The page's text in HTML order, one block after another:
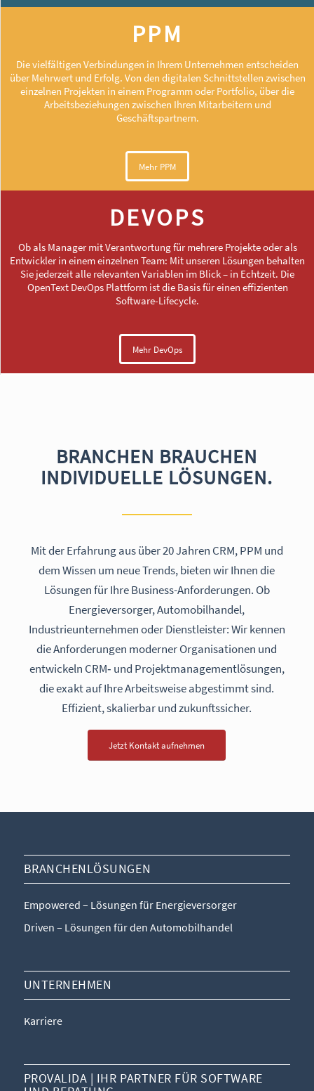
PPM
Die vielfältigen Verbindungen in Ihrem Unternehmen entscheiden
über Mehrwert und Erfolg. Von den digitalen Schnittstellen zwischen
einzelnen Projekten in einem Programm oder Portfolio, über die
Arbeitsbeziehungen zwischen Ihren Mitarbeitern und
Geschäftspartnern.
Mehr PPM
DEVOPS
Ob als Manager mit Verantwortung für mehrere Projekte oder als
Entwickler in einem einzelnen Team: Mit unseren Lösungen behalten
Sie jederzeit alle relevanten Variablen im Blick – in Echtzeit. Die
OpenText DevOps Plattform ist die Basis für einen effizienten
Software-Lifecycle.
Mehr DevOps
BRANCHEN BRAUCHEN
INDIVIDUELLE LÖSUNGEN.
Mit der Erfahrung aus über 20 Jahren CRM, PPM und
dem Wissen um neue Trends, bieten wir Ihnen die
Lösungen für Ihre Business-Anforderungen. Ob
Energieversorger, Automobilhandel,
Industrieunternehmen oder Dienstleister: Wir kennen
die Anforderungen moderner Organisationen und
entwickeln CRM‑ und Projektmanagementlösungen,
die exakt auf Ihre Arbeitsweise abgestimmt sind.
Effizient, skalierbar und zukunftssicher.
Jetzt Kontakt aufnehmen
BRANCHENLÖSUNGEN
Empowered – Lösungen für Energieversorger
Driven – Lösungen für den Automobilhandel
UNTERNEHMEN
Karriere
PROVALIDA | IHR PARTNER FÜR SOFTWARE